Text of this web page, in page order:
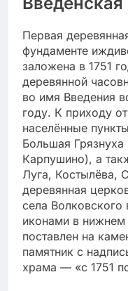
Первая
фундаменте
заложена в 1751
деревянной
во имя Введения
году. К приходу
населённые
Большая
Карпушино), а
Луга, Костылёва,
деревянная
села Волковского
иконами в нижнем
поставлен на
памятник с
храма — «с 1751